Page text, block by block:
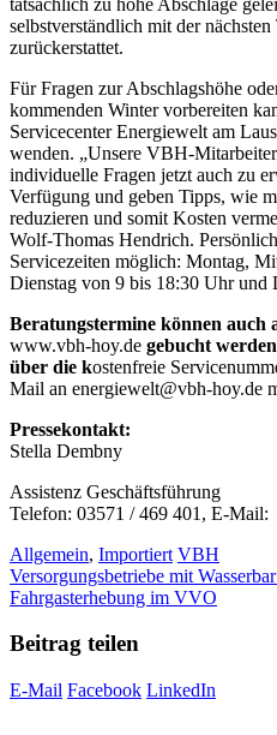
selbstverständlich mit der
zurückerstattet.
Für Fragen zur Abschlagshöhe
kommenden Winter vorbereiten
Servicecenter Energiewelt am
wenden. „Unsere VBH-
individuelle Fragen jetzt auch zu
Verfügung und geben Tipps, wie
reduzieren und somit Kosten
Wolf-Thomas Hendrich.
Servicezeiten möglich: Montag,
Dienstag von 9 bis 18:30 Uhr und
Beratungstermine können auch
www.vbh-hoy.de gebucht
über die kostenfreie
Mail an energiewelt@vbh-hoy.de
Pressekontakt:
Stella Dembny
Assistenz Geschäftsführung
Telefon: 03571 / 469 401, E-Mail:
Kategorien
Allgemein, Importiert Schlagwörter
VBH
Versorgungsbetriebe mit
Fahrgasterhebung im VVO
Beitrag teilen
E-Mail Facebook LinkedIn